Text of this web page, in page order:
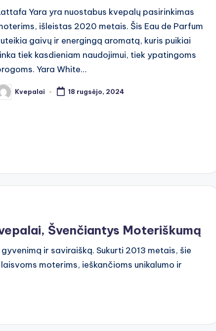
Yara yra nuostabus kvepalų pasirinkimas
išleistas 2020 metais. Šis Eau de Parfum
gaivų ir energingą aromatą, kuris puikiai
tiek kasdieniam naudojimui, tiek ypatingoms
Yara White…
Kvepalai 18 rugsėjo, 2024
Švenčiantys Moteriškumą
ir saviraišką. Sukurti 2013 metais, šie
moterims, ieškančioms unikalumo ir